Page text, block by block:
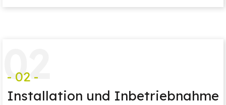
02
- 02 -
Installation und Inbetriebnahme